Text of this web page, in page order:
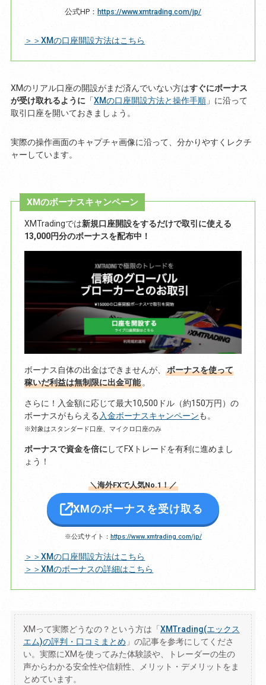
公式HP： https://www.xmtrading.com/jp/
＞＞XMの口座開設方法はこちら
XMのリアル口座の開設がまだ済んでいない方はすぐにボーナス
が受け取れるように「XMの口座開設方法と操作手順」に沿って
取引口座を開いておきましょう。
実際の操作画面のキャプチャ画像に沿って、分かりやすくレクチ
ャーしています。
XMのボーナスキャンペーン
XMTradingでは新規口座開設をするだけで取引に使える
13,000円分のボーナスを配布中！
ボーナス自体の出金はできませんが、ボーナスを使って
稼いだ利益は無制限に出金可能。
さらに！入金額に応じて最大10,500ドル（約150万円）の
ボーナスがもらえる 入金ボーナスキャンペーンも。
※対象はスタンダード口座、マイクロ口座のみ
ボーナスで資金を倍にしてFXトレードを有利に進めまし
ょう！
＼海外FXで人気No.1！／
XMのボーナスを受け取る
※公式サイト： https://www.xmtrading.com/jp/
＞＞XMの口座開設方法はこちら
＞＞XMのボーナスの詳細はこちら
XMって実際どうなの？という方は「 XMTrading(エックス
エム)の評判・口コミまとめ 」の記事を参考にしてくださ
い。実際にXMを使ってみた体験談や、トレーダーの生の
声からわかる安全性や信頼性、メリット・デメリットをま
とめています。